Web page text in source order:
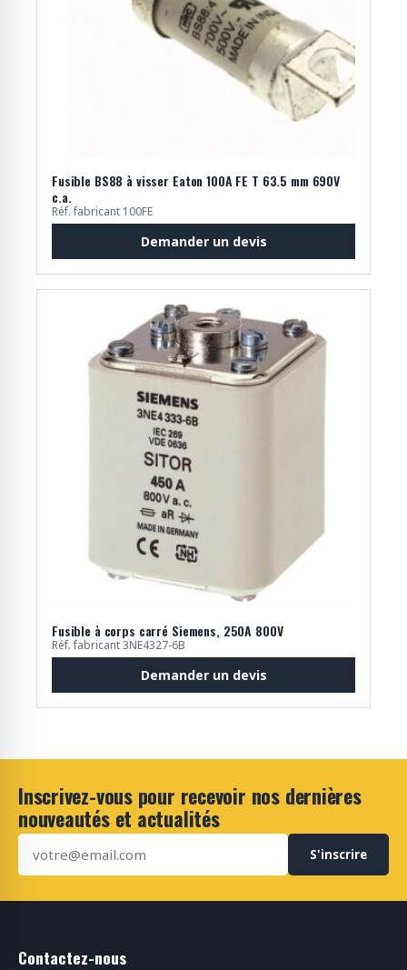
Fusible BS88 à visser Eaton 100A FE T 63.5 mm 690V
c.a.
Réf. fabricant 100FE
Demander un devis
Fusible à corps carré Siemens, 250A 800V
Réf. fabricant 3NE4327-6B
Demander un devis
Inscrivez-vous pour recevoir nos dernières
nouveautés et actualités
S'inscrire
Contactez-nous